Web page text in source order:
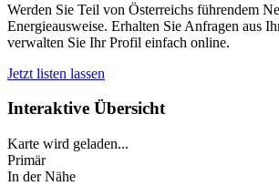
Werden Sie Teil von Österreichs führendem
Energieausweise. Erhalten Sie Anfragen aus
verwalten Sie Ihr Profil einfach online.
Jetzt listen lassen
Interaktive Übersicht
Karte wird geladen...
Primär
In der Nähe